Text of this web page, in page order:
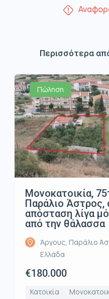
Περισσότερα
Πώληση
Μονοκατοικία,
Παράλιο Άστρος,
απόσταση λίγα
από την θάλασσα
Άργους, Παράλιο
Ελλάδα
€180.000
Κατοικία